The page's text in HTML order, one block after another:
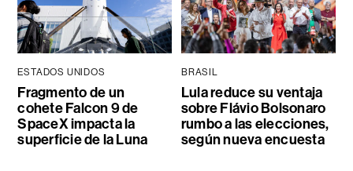
ESTADOS UNIDOS
Fragmento de un
cohete Falcon 9 de
SpaceX impacta la
superficie de la Luna
BRASIL
Lula reduce su ventaja
sobre Flávio Bolsonaro
rumbo a las elecciones,
según nueva encuesta